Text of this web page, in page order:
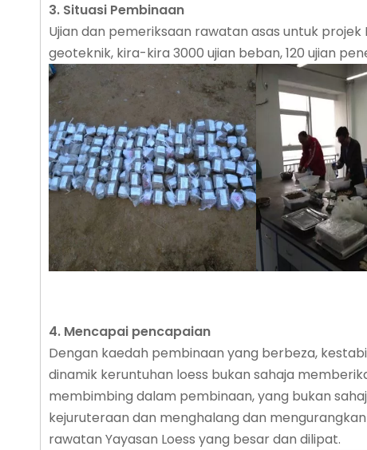
3. Situasi Pembinaan
Ujian dan pemeriksaan rawatan asas untuk
geoteknik, kira-kira 3000 ujian beban, 120 ujian
4. Mencapai pencapaian
Dengan kaedah pembinaan yang berbeza,
dinamik keruntuhan loess bukan sahaja
membimbing dalam pembinaan, yang bukan
kejuruteraan dan menghalang dan
rawatan Yayasan Loess yang besar dan dilipat.